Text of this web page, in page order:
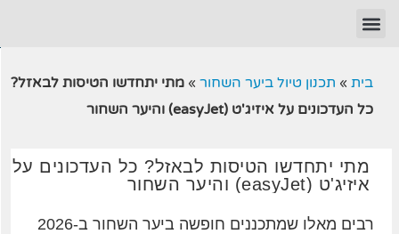
בית » תכנון טיול ביער השחור » מתי יתחדשו הטיסות לבאזל?
כל העדכונים על איזיג'ט (easyJet) והיער השחור
מתי יתחדשו הטיסות לבאזל? כל העדכונים על
איזיג'ט (easyJet) והיער השחור
רבים מאלו שמתכננים חופשה ביער השחור ב-2026